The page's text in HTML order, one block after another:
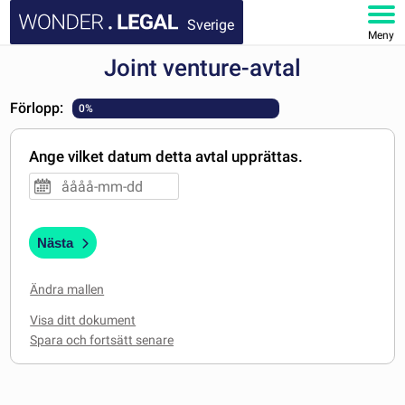
Sverige
Meny
DOKUMENT
FAQ
Joint venture-avtal
Förlopp: 0%
Ange vilket datum detta avtal upprättas.
Nästa
Ändra mallen
Visa ditt dokument